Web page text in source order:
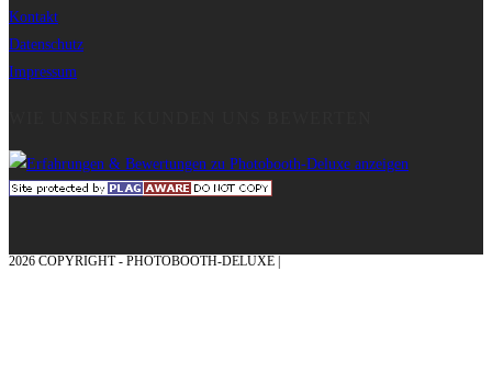
Kontakt
Datenschutz
Impressum
2026 COPYRIGHT - PHOTOBOOTH-DELUXE |